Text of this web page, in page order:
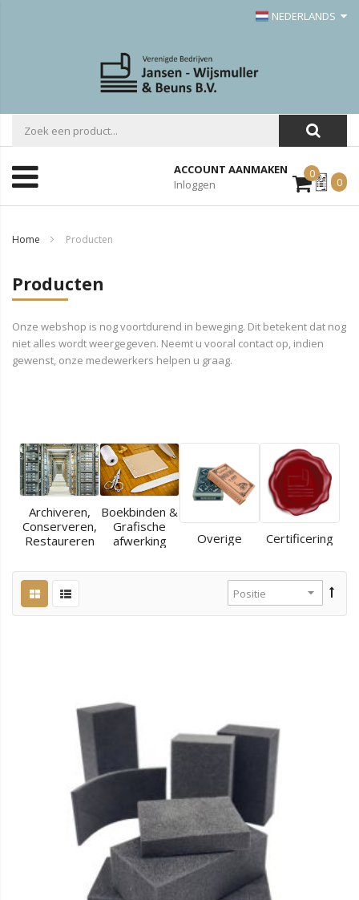
NEDERLANDS
ACCOUNT AANMAKEN
Inloggen
0Mijn
Offerte
0
Home Producten
Producten
Onze webshop is nog voortdurend in beweging. Dit betekent dat nog
niet alles wordt weergegeven. Neemt u vooral contact op, indien
gewenst, onze medewerkers helpen u graag.
Archiveren,
Conserveren,
Restaureren
Boekbinden &
Grafische
afwerking
Overige Certificering